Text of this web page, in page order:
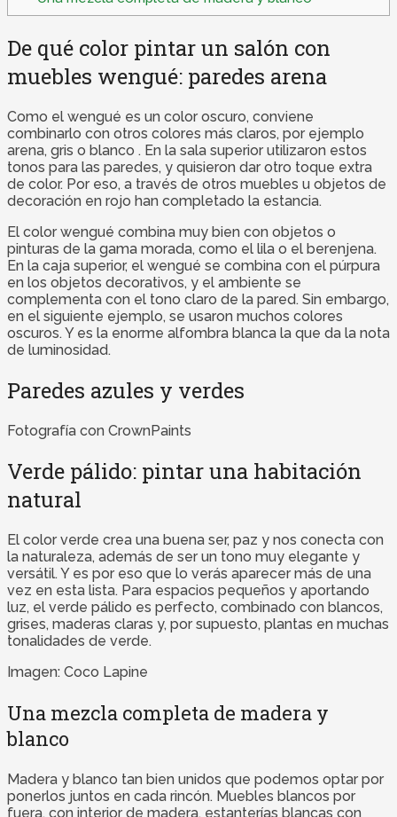
De qué color pintar un salón con
muebles wengué: paredes arena
Como el wengué es un color oscuro, conviene
combinarlo con otros colores más claros, por ejemplo
arena, gris o blanco . En la sala superior utilizaron estos
tonos para las paredes, y quisieron dar otro toque extra
de color. Por eso, a través de otros muebles u objetos de
decoración en rojo han completado la estancia.
El color wengué combina muy bien con objetos o
pinturas de la gama morada, como el lila o el berenjena.
En la caja superior, el wengué se combina con el púrpura
en los objetos decorativos, y el ambiente se
complementa con el tono claro de la pared. Sin embargo,
en el siguiente ejemplo, se usaron muchos colores
oscuros. Y es la enorme alfombra blanca la que da la nota
de luminosidad.
Paredes azules y verdes
Fotografía con CrownPaints
Verde pálido: pintar una habitación
natural
El color verde crea una buena ser, paz y nos conecta con
la naturaleza, además de ser un tono muy elegante y
versátil. Y es por eso que lo verás aparecer más de una
vez en esta lista. Para espacios pequeños y aportando
luz, el verde pálido es perfecto, combinado con blancos,
grises, maderas claras y, por supuesto, plantas en muchas
tonalidades de verde.
Imagen: Coco Lapine
Una mezcla completa de madera y
blanco
Madera y blanco tan bien unidos que podemos optar por
ponerlos juntos en cada rincón. Muebles blancos por
fuera, con interior de madera, estanterías blancas con